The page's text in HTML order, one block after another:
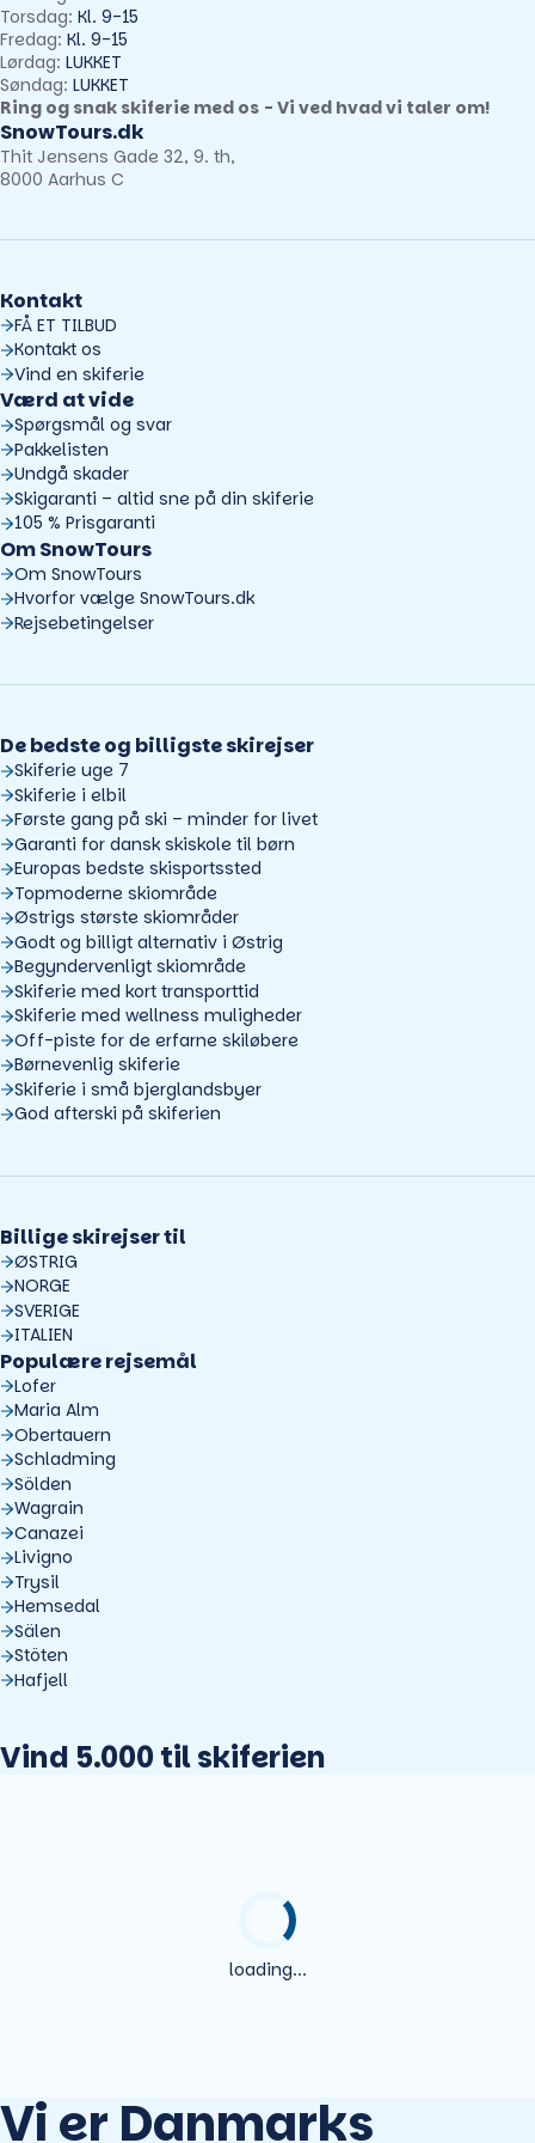
Torsdag: Kl. 9-15
Fredag: Kl. 9-15
Lørdag: LUKKET
Søndag: LUKKET
Ring og snak skiferie med os - Vi ved hvad vi taler om!
SnowTours.dk
Thit Jensens Gade 32, 9. th,
8000 Aarhus C
Kontakt
FÅ ET TILBUD
Kontakt os
Vind en skiferie
Værd at vide
Spørgsmål og svar
Pakkelisten
Undgå skader
Skigaranti – altid sne på din skiferie
105 % Prisgaranti
Om SnowTours
Om SnowTours
Hvorfor vælge SnowTours.dk
Rejsebetingelser
De bedste og billigste skirejser
Skiferie uge 7
Skiferie i elbil
Første gang på ski – minder for livet
Garanti for dansk skiskole til børn
Europas bedste skisportssted
Topmoderne skiområde
Østrigs største skiområder
Godt og billigt alternativ i Østrig
Begyndervenligt skiområde
Skiferie med kort transporttid
Skiferie med wellness muligheder
Off-piste for de erfarne skiløbere
Børnevenlig skiferie
Skiferie i små bjerglandsbyer
God afterski på skiferien
Billige skirejser til
ØSTRIG
NORGE
SVERIGE
ITALIEN
Populære rejsemål
Lofer
Maria Alm
Obertauern
Schladming
Sölden
Wagrain
Canazei
Livigno
Trysil
Hemsedal
Sälen
Stöten
Hafjell
Vind 5.000 til skiferien
loading...
Vi er Danmarks